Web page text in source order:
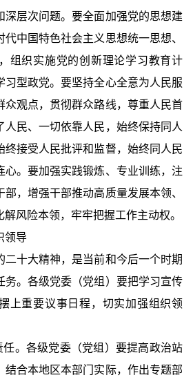
深层次问题。要全面加强党的思想建
中国特色社会主义思想统一思想、
组织实施党的创新理论学习教育计
习型政党。要坚持全心全意为人民服
众观点，贯彻群众路线，尊重人民首
人民、一切依靠人民，始终保持同人
终接受人民批评和监督，始终同人民
心。要加强实践锻炼、专业训练，注
，增强干部推动高质量发展本领、
风险本领，牢牢把握工作主动权。
导
十大精神，是当前和今后一个时期
务。各级党委（党组）要把学习宣传
上重要议事日程，切实加强组织领
。各级党委（党组）要提高政治站
结合本地区本部门实际，作出专题部